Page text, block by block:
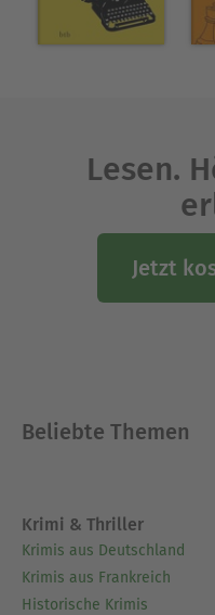
Lesen.
Jetzt
Beliebte Themen
Krimi & Thriller
Krimis aus Deutschland
Krimis aus Frankreich
Historische Krimis